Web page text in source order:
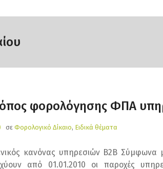
φορολόγησης ΦΠΑ
σε Φορολογικό Δίκαιο, Ειδικά θέματα
κανόνας υπηρεσιών Β2Β
από 01.01.2010 οι παροχές